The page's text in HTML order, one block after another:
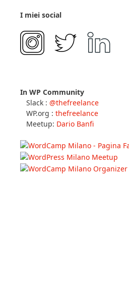
I miei social
In WP Community
Slack : @thefreelance
WP.org : thefreelance
Meetup: Dario Banfi